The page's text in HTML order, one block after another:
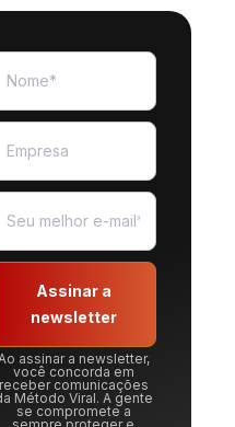
Assinar a
newsletter
Ao assinar a newsletter,
você concorda em
receber comunicações
Método Viral. A gente
se compromete a